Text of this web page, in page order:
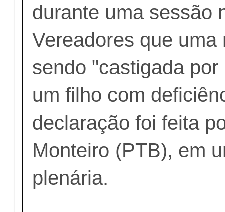
durante uma sessão
Vereadores que uma
sendo "castigada
um filho com
declaração foi feita
Monteiro (PTB), em
plenária.